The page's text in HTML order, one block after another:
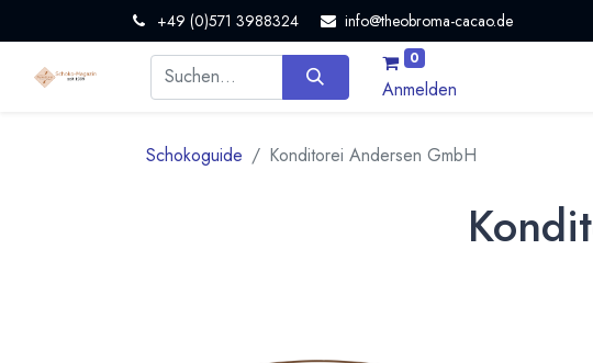
+49 (0)571 3988324 info@theobroma-cacao.de
0
Anmelden
Schokoguide Konditorei Andersen GmbH